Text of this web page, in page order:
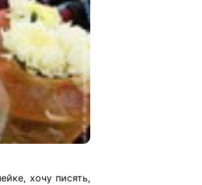
хочу писять,